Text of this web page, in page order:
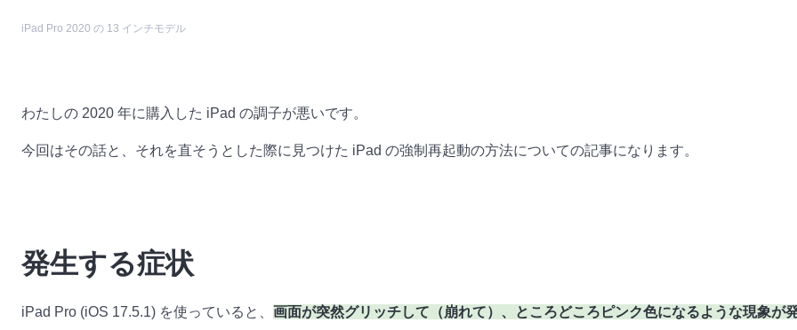
iPad Pro 2020 の 13 インチモデル
わたしの 2020 年に購入した iPad の調子が悪いです。
今回はその話と、それを直そうとした際に見つけた iPad の強制再起動の方法についての記事になります。
発生する症状
iPad Pro (iOS 17.5.1) を使っていると、 画面が突然グリッチして（崩れて）、ところどころピンク色になるような現象が